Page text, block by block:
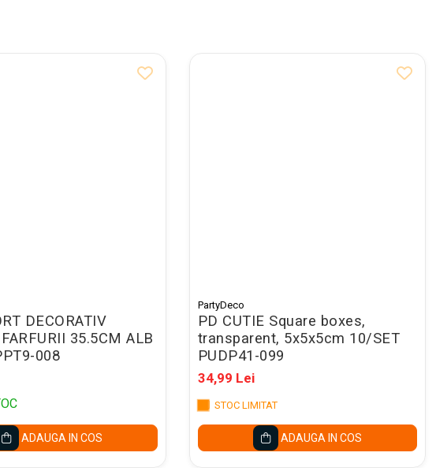
DECORATIV
35.5CM ALB
008
ADAUGA IN COS
PartyDeco
PD CUTIE Square boxes,
transparent, 5x5x5cm 10/SET
PUDP41-099
34,99 Lei
STOC LIMITAT
ADAUGA IN COS